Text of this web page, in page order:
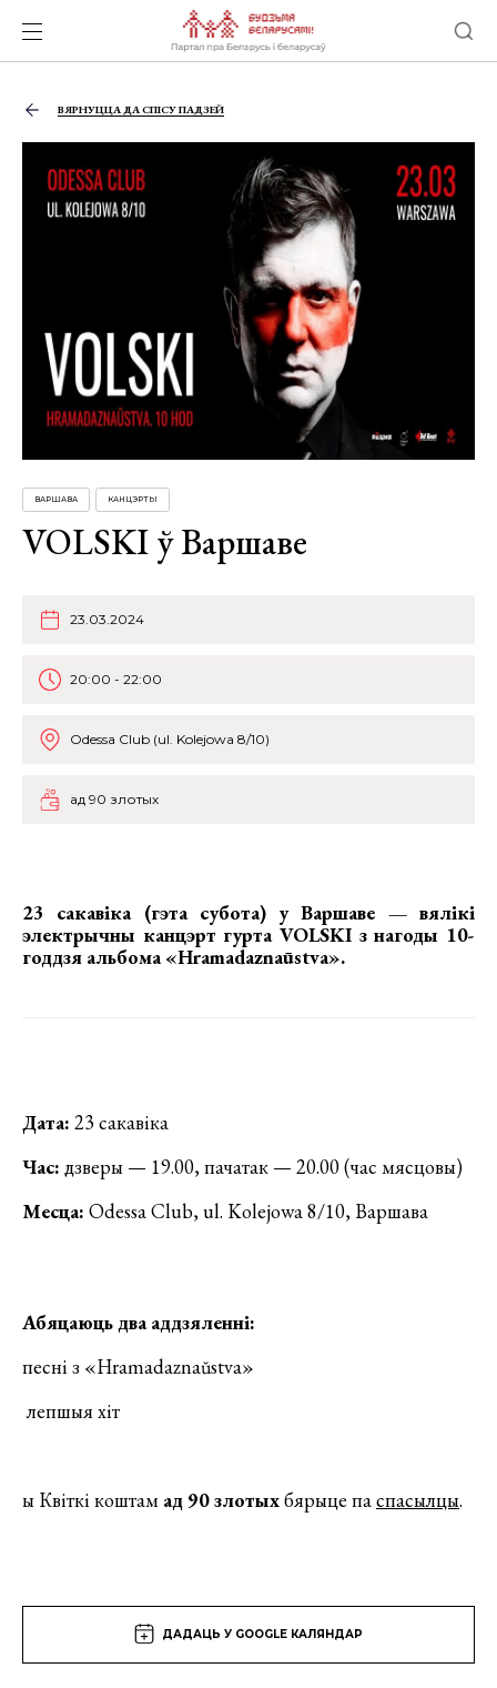
ВЯРНУЦЦА ДА СПІСУ ПАДЗЕЙ
ВАРШАВА КАНЦЭРТЫ
VOLSKI ў Варшаве
23.03.2024
20:00 - 22:00
Odessa Club (ul. Kolejowa 8/10)
ад 90 злотых
23 сакавіка (гэта субота) у Варшаве — вялікі
электрычны канцэрт гурта VOLSKI з нагоды 10-
годдзя альбома «Hramadaznaūstva».
Дата: 23 сакавіка
Час: дзверы — 19.00, пачатак — 20.00 (час мясцовы)
Месца: Odessa Club, ul. Kolejowa 8/10, Варшава
Абяцаюць два аддзяленні:
песні з «Hramadaznaŭstva»
лепшыя хіт
ы Квіткі коштам ад 90 злотыхбярыце паспасылцы.
ДАДАЦЬ У GOOGLE КАЛЯНДАР